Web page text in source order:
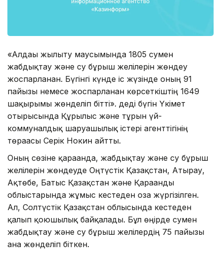
«Алдағы жылыту маусымында 1805 сумен
жабдықтау және су бұрғыш желілерін жөндеу
жоспарланған. Бүгінгі күнде іс жүзінде оның 91
пайызы немесе жоспарланған көрсеткіштің 1649
шақырымы жөнделіп бітті». деді бүгін Үкімет
отырысында Құрылыс және тұрғын үй-
коммуналдық шаруашылық істері агенттігінің
төрағасы Серік Нокин айтты.
Оның сөзіне қарағанда, жабдықтау және су бұрғыш
желілерін жөндеуде Оңтүстік Қазақстан, Атырау,
Ақтөбе, Батыс Қазақстан және Қарағанды
облыстарында жұмыс кестеден оза жүргізілген.
Ал, Солтүстік Қазақстан облысында кестеден
қалып қоюшылық байқалады. Бұл өңірде сумен
жабдықтау және су бұрғыш желілердің 75 пайызы
ғана жөнделіп біткен.